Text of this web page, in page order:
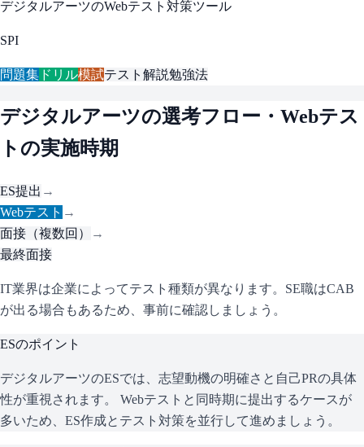
デジタルアーツのWebテスト対策ツール
SPI
問題集 ドリル模試テスト解説勉強法
デジタルアーツの選考フロー・Webテス
トの実施時期
ES提出 →
Webテスト →
面接（複数回）
→
最終面接
IT業界は企業によってテスト種類が異なります。SE職はCAB
が出る場合もあるため、事前に確認しましょう。
ESのポイント
デジタルアーツのESでは、志望動機の明確さと自己PRの具体
性が重視されます。 Webテストと同時期に提出するケースが
多いため、ES作成とテスト対策を並行して進めましょう。